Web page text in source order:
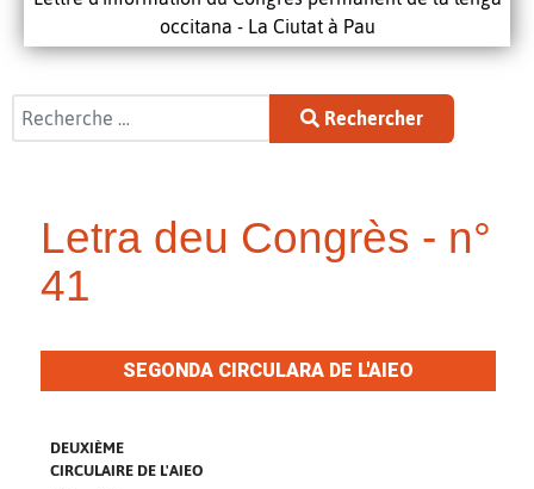
occitana - La Ciutat à Pau
Rechercher
Rechercher
Letra deu Congrès - n°
41
SEGONDA CIRCULARA DE L'AIEO
DEUXIÈME
CIRCULAIRE DE L'AIEO